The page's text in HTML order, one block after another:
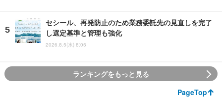
セシール、再発防止のため業務委託先の見直しを完了
し選定基準と管理も強化
2026.8.5(水) 8:05
ランキングをもっと見る
PageTop